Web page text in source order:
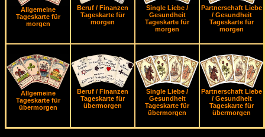
Allgemeine
Tageskarte für
morgen
Beruf / Finanzen
Tageskarte für
morgen
Single Liebe /
Gesundheit
Tageskarte für
morgen
Partnerschaft Liebe
/ Gesundheit
Tageskarte für
morgen
Allgemeine
Tageskarte für
übermorgen
Beruf / Finanzen
Tageskarte für
übermorgen
Single Liebe /
Gesundheit
Tageskarte für
übermorgen
Partnerschaft Liebe
/ Gesundheit
Tageskarte für
übermorgen